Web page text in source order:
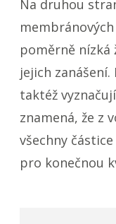
Na druhou
poměrně
jejich
taktéž
znamená, že z
všechny
pro konečnou